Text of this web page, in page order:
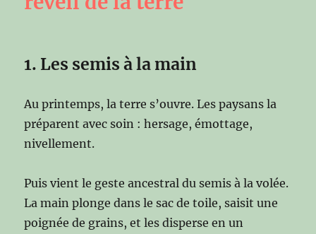
1. Les semis à la main
Au printemps, la terre s’ouvre. Les paysans la
préparent avec soin : hersage, émottage,
nivellement.
Puis vient le geste ancestral du semis à la volée.
La main plonge dans le sac de toile, saisit une
poignée de grains, et les disperse en un